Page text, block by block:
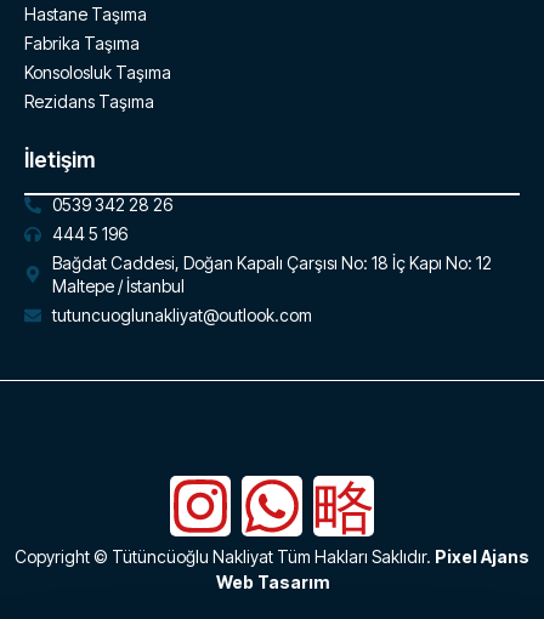
Hastane Taşıma
Fabrika Taşıma
Konsolosluk Taşıma
Rezidans Taşıma
İletişim
0539 342 28 26
444 5 196
Bağdat Caddesi, Doğan Kapalı Çarşısı No: 18 İç Kapı No: 12
Maltepe / İstanbul
tutuncuoglunakliyat@outlook.com
Copyright © Tütüncüoğlu Nakliyat Tüm Hakları Saklıdır. Pixel Ajans
Web Tasarım